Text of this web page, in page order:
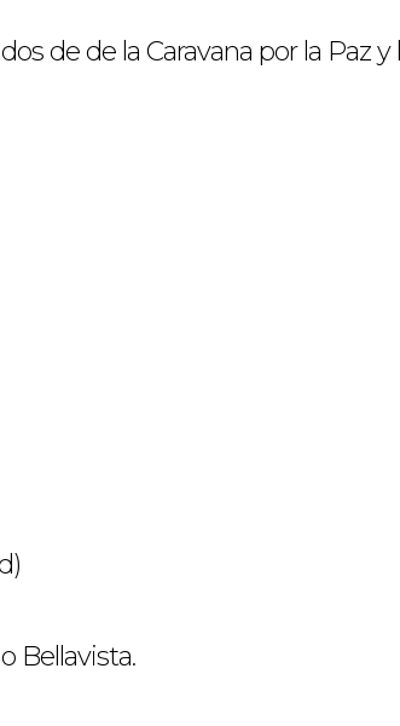
de de la Caravana por la Paz
Bellavista.